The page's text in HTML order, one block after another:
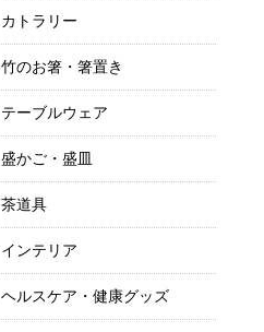
カトラリー
竹のお箸・箸置き
テーブルウェア
盛かご・盛皿
茶道具
インテリア
ヘルスケア・健康グッズ